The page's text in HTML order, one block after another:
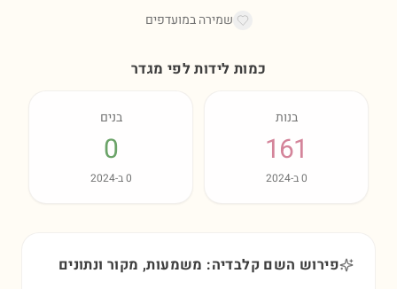
שמירה במועדפים
כמות לידות לפי מגדר
בנות
161
0ב-2024
בנים
0
0ב-2024
פירוש השם קלבדיה: משמעות, מקור ונתונים